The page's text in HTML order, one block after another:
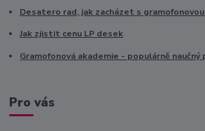
Desatero rad, jak zacházet s
Jak zjistit cenu LP desek
Gramofonová akademie - populárně naučný
Pro vás